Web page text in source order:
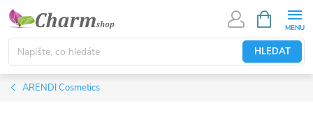
Přejít
obsah
HLEDAT
NÁKUPNÍ
KOŠÍK
ARENDI Cosmetics